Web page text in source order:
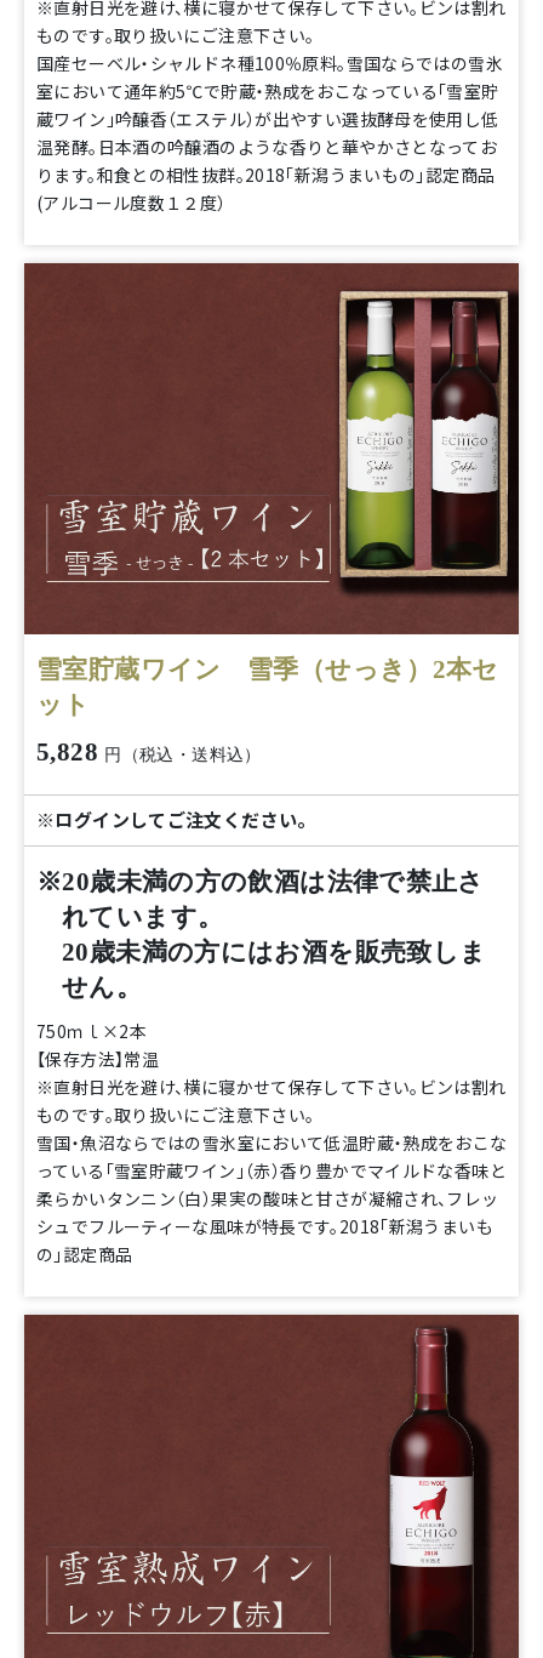
※直射日光を避け、横に寝かせて保存して下さい。ビンは割れ
ものです。取り扱いにご注意下さい。
国産セーベル・シャルドネ種100％原料。雪国ならではの雪氷
室において通年約5℃で貯蔵・熟成をおこなっている「雪室貯
蔵ワイン」吟醸香（エステル）が出やすい選抜酵母を使用し低
温発酵。日本酒の吟醸酒のような香りと華やかさとなってお
ります。和食との相性抜群。2018「新潟うまいもの」認定商品
(アルコール度数１２度）
雪室貯蔵ワイン 雪季（せっき）2本セ
ット
5,828 円（税込・送料込）
※ログインしてご注文ください。
※20歳未満の方の飲酒は法律で禁止さ
れています。
20歳未満の方にはお酒を販売致しま
せん。
750ｍｌ×2本
【保存方法】常温
※直射日光を避け、横に寝かせて保存して下さい。ビンは割れ
ものです。取り扱いにご注意下さい。
雪国・魚沼ならではの雪氷室において低温貯蔵・熟成をおこな
っている「雪室貯蔵ワイン」（赤）香り豊かでマイルドな香味と
柔らかいタンニン（白）果実の酸味と甘さが凝縮され、フレッ
シュでフルーティーな風味が特長です。2018「新潟うまいも
の」認定商品